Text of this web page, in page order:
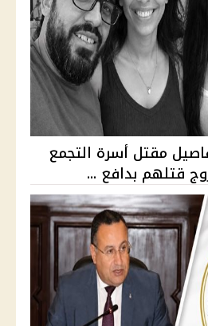
مقتل أسرة التجمع
قتلهم بدافع ...